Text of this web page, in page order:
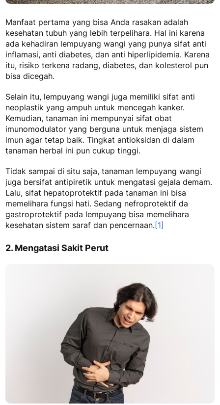
Manfaat pertama yang bisa Anda rasakan adalah
kesehatan tubuh yang lebih terpelihara. Hal ini karena
ada kehadiran lempuyang wangi yang punya sifat anti
inflamasi, anti diabetes, dan anti hiperlipidemia. Karena
itu, risiko terkena radang, diabetes, dan kolesterol pun
bisa dicegah.
Selain itu, lempuyang wangi juga memiliki sifat anti
neoplastik yang ampuh untuk mencegah kanker.
Kemudian, tanaman ini mempunyai sifat obat
imunomodulator yang berguna untuk menjaga sistem
imun agar tetap baik. Tingkat antioksidan di dalam
tanaman herbal ini pun cukup tinggi.
Tidak sampai di situ saja, tanaman lempuyang wangi
juga bersifat antipiretik untuk mengatasi gejala demam.
Lalu, sifat hepatoprotektif pada tanaman ini bisa
memelihara fungsi hati. Sedang nefroprotektif da
gastroprotektif pada lempuyang bisa memelihara
kesehatan sistem saraf dan pencernaan.[1]
2. Mengatasi Sakit Perut